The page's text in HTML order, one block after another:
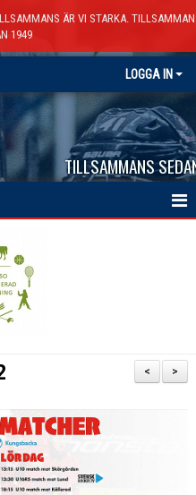
ÄR VI STARKA.
1949
LOGGA IN
TILLSAMMANS
>
<